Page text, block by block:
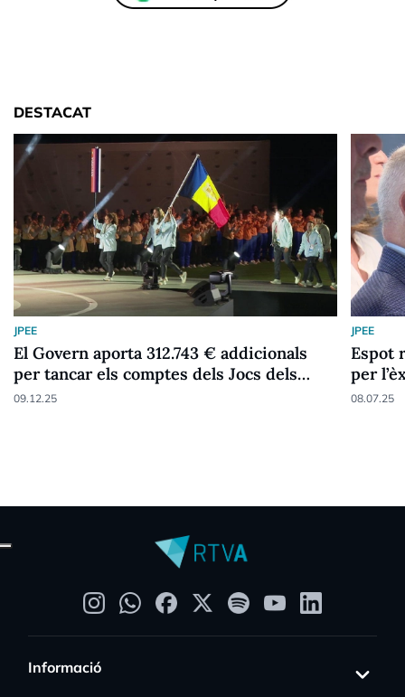
DESTACAT
JPEE
El Govern aporta 312.743 € addicionals
per tancar els comptes dels Jocs dels
Petits Estats
09.12.25
JPEE
Espot
per
08.07.25
Informació